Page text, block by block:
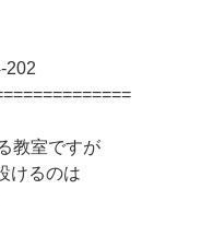
202
教室ですが
けるのは